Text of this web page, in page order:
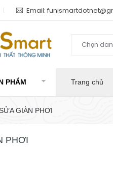
Email:
Chọn
PHẨM Trang chủ
GIÀN PHƠI
PHƠI